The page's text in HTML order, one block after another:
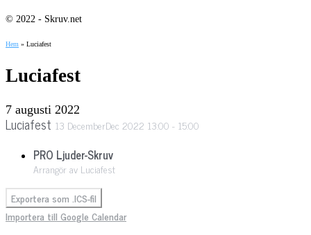
© 2022 - Skruv.net
Hem » Luciafest
Luciafest
7 augusti 2022
Luciafest 13 DecemberDec 2022 13:00 - 15:00
PRO Ljuder-Skruv
Arrangör av Luciafest
Exportera som .ICS-fil
Importera till Google Calendar